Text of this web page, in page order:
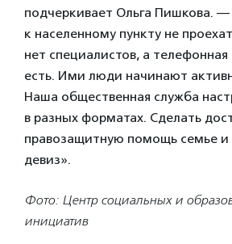
подчеркивает Ольга Пишкова.
к населенному пункту не
нет специалистов, а телефонная
есть. Ими люди начинают
Наша общественная служба
в разных форматах. Сделать
правозащитную помощь семье
девиз».
Фото: Центр социальных и
инициатив